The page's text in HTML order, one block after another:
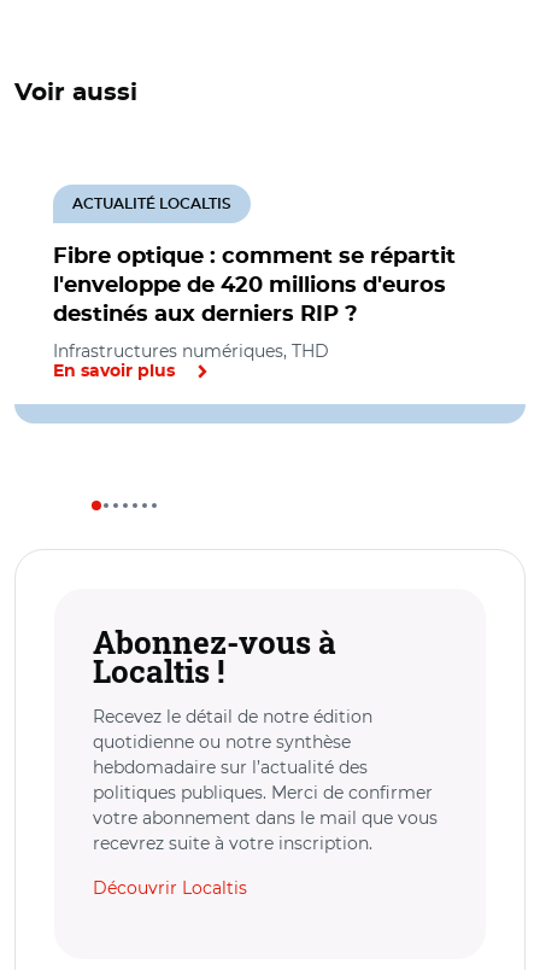
Voir aussi
Fibre optique : comment se répartit
l'enveloppe de 420 millions d'euros
destinés aux derniers RIP ?
ACTUALITÉ LOCALTIS
Infrastructures numériques, THD
En savoir plus
Abonnez-vous à
Localtis !
Recevez le détail de notre édition
quotidienne ou notre synthèse
hebdomadaire sur l’actualité des
politiques publiques. Merci de confirmer
votre abonnement dans le mail que vous
recevrez suite à votre inscription.
Découvrir Localtis